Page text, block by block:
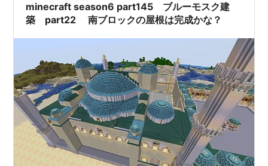
minecraft season6 part145 ブルーモスク建
築 part22 南ブロックの屋根は完成かな？